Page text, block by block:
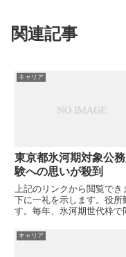
関連記事
キャリア
東京都氷河期対象公
験への思いが殺到
上記のリンクから閲覧でき
下に一礼を示します。役所
す。毎年、氷河期世代枠で
す。でもその大半が1〜2年
キャリア